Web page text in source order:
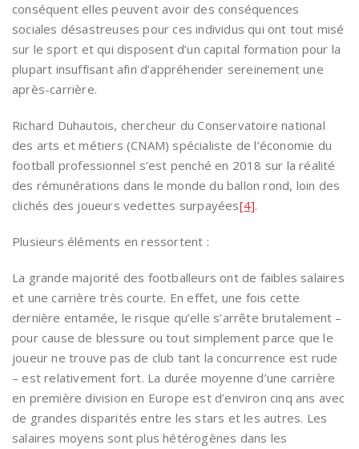
conséquent elles peuvent avoir des conséquences
sociales désastreuses pour ces individus qui ont tout misé
sur le sport et qui disposent d’un capital formation pour la
plupart insuffisant afin d’appréhender sereinement une
après-carrière.
Richard Duhautois, chercheur du Conservatoire national
des arts et métiers (CNAM) spécialiste de l’économie du
football professionnel s’est penché en 2018 sur la réalité
des rémunérations dans le monde du ballon rond, loin des
clichés des joueurs vedettes surpayées[4].
Plusieurs éléments en ressortent :
La grande majorité des footballeurs ont de faibles salaires
et une carrière très courte. En effet, une fois cette
dernière entamée, le risque qu’elle s’arrête brutalement –
pour cause de blessure ou tout simplement parce que le
joueur ne trouve pas de club tant la concurrence est rude
– est relativement fort. La durée moyenne d’une carrière
en première division en Europe est d’environ cinq ans avec
de grandes disparités entre les stars et les autres. Les
salaires moyens sont plus hétérogènes dans les